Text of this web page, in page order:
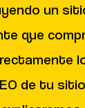
un
que
de tu